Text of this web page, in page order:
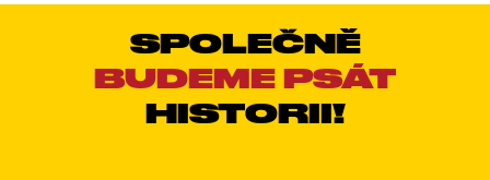
SPOLEČNĚ
BUDEME PSÁT
HISTORII!